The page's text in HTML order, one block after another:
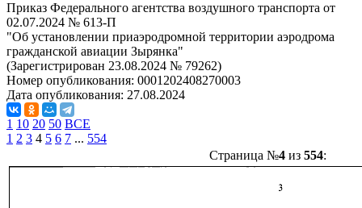
Приказ Федерального агентства воздушного транспорта от
02.07.2024 № 613-П
"Об установлении приаэродромной территории аэродрома
гражданской авиации Зырянка"
(Зарегистрирован 23.08.2024 № 79262)
Номер опубликования: 0001202408270003
Дата опубликования: 27.08.2024
1 10 20 50 ВСЕ
1 2 3 4 5 6 7 ... 554
Страница №4из 554: